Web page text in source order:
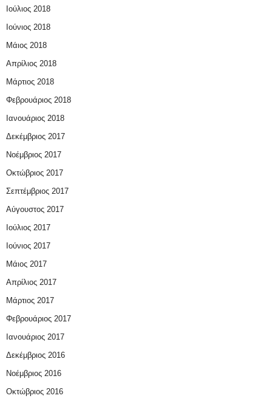
Ιούλιος 2018
Ιούνιος 2018
Μάιος 2018
Απρίλιος 2018
Μάρτιος 2018
Φεβρουάριος 2018
Ιανουάριος 2018
Δεκέμβριος 2017
Νοέμβριος 2017
Οκτώβριος 2017
Σεπτέμβριος 2017
Αύγουστος 2017
Ιούλιος 2017
Ιούνιος 2017
Μάιος 2017
Απρίλιος 2017
Μάρτιος 2017
Φεβρουάριος 2017
Ιανουάριος 2017
Δεκέμβριος 2016
Νοέμβριος 2016
Οκτώβριος 2016